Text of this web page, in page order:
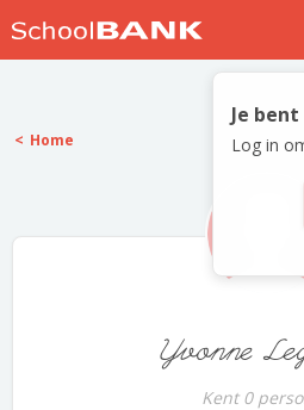
Nostalgische
Log in
Meld je
Je
Log in
Home
Yvonne
Kent 0